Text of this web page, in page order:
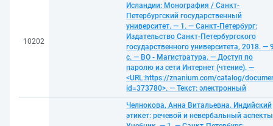
10202
Исландии: Монография / Санкт-
Петербургский государственный
университет. — 1. — Санкт-Петербург:
Издательство Санкт-Петербургского
государственного университета, 2018. —
с. — ВО - Магистратура. — Доступ по
паролю из сети Интернет (чтение). —
<URL:https://znanium.com/catalog/
id=373780>. — Текст: электронный
Челнокова, Анна Витальевна. Индийский
этикет: речевой и невербальный